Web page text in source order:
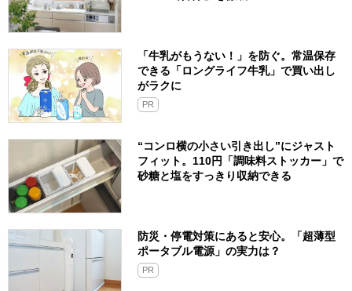
「牛乳がもうない！」を防ぐ。常温保存
できる「ロングライフ牛乳」で買い出し
がラクに
PR
“コンロ横の小さい引き出し”にジャスト
フィット。110円「調味料ストッカー」で
砂糖と塩をすっきり収納できる
防災・停電対策にあると安心。「超薄型
ポータブル電源」の実力は？​
PR